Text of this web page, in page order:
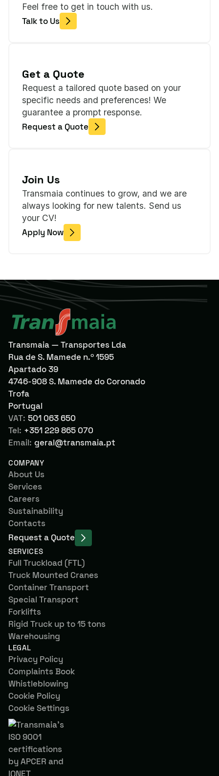
Feel free to get in touch with us.
Talk to Us
Get a Quote
Request a tailored quote based on your
specific needs and preferences! We
guarantee a prompt response.
Request a Quote
Join Us
Transmaia continues to grow, and we are
always looking for new talents. Send us
your CV!
Apply Now
Transmaia — Transportes Lda
Rua de S. Mamede n.º 1595
Apartado 39
4746-908 S. Mamede do Coronado
Trofa
Portugal
VAT: 501 063 650
Tel: +351 229 865 070
Email: geral@transmaia.pt
COMPANY
About Us
Services
Careers
Sustainability
Contacts
Request a Quote
SERVICES
Full Truckload (FTL)
Truck Mounted Cranes
Container Transport
Special Transport
Forklifts
Rigid Truck up to 15 tons
Warehousing
LEGAL
Privacy Policy
Complaints Book
Whistleblowing
Cookie Policy
Cookie Settings